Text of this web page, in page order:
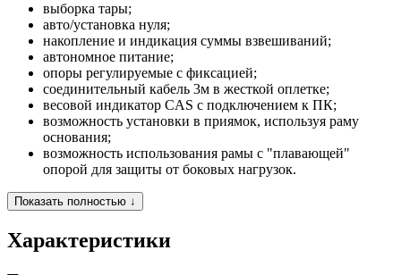
выборка тары;
авто/установка нуля;
накопление и индикация суммы взвешиваний;
автономное питание;
опоры регулируемые с фиксацией;
соединительный кабель 3м в жесткой оплетке;
весовой индикатор CAS с подключением к ПК;
возможность установки в приямок, используя раму
основания;
возможность использования рамы с "плавающей"
опорой для защиты от боковых нагрузок.
Показать полностью ↓
Характеристики